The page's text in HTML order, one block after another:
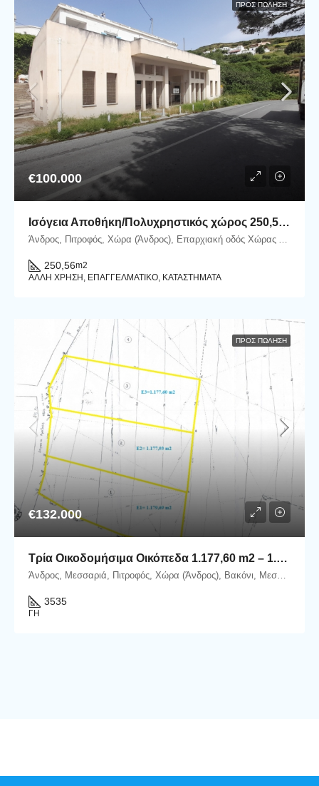
ΠΡΟΣ ΠΏΛΗΣΗ
€100.000
Ισόγεια Αποθήκη/Πολυχρηστικός χώρος 250,56 m2 επί της Επαρχιακής οδού στον Πιτροφό
Άνδρος, Πιτροφός, Χώρα (Άνδρος), Επαρχιακή οδός Χώρας Άνδρου - Γαυρίου, Πιτροφός, 84500 Άνδρος
250,56m2
ΆΛΛΗ ΧΡΉΣΗ, ΕΠΑΓΓΕΛΜΑΤΙΚΌ, ΚΑΤΑΣΤΉΜΑΤΑ
ΠΡΟΣ ΠΏΛΗΣΗ
€132.000
Τρία Οικοδομήσιμα Οικόπεδα 1.177,60 m2 – 1.177,93 m2 – 1.179,69 m2 στη θέση Βακόνι, εντός του Οικισμού Μεσαριάς–Αλαδινού.
Άνδρος, Μεσσαριά, Πιτροφός, Χώρα (Άνδρος), Βακόνι, Μεσαριά, Δήμος Άνδρου, Περιφερειακή Ενότητα Άνδρου, Περιφέρεια Νοτίου Αιγαίου, Αποκεντρωμένη Διοίκηση Αιγαίου, 845 00, Ελλάδα
3535
ΓΗ